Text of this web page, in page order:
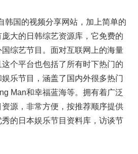
韩国的视频分享网站，加上简单的
大的日韩综艺资源库，它免费的
综艺节目。面对互联网上的海量
个平台也包括了所有时下热门的
乐节目，涵盖了国内外很多热门
Man和幸福蓝海等。拥有着广泛
源，非常方便，按推荐顺序提供
的日本娱乐节目资料库，访谈节